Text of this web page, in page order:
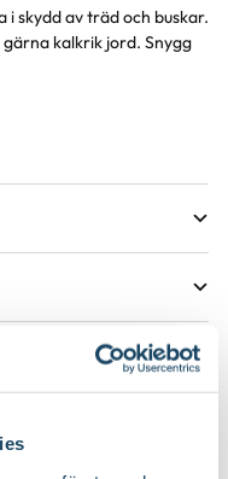
i skydd av träd och buskar.
kalkrik jord. Snygg
på trädgårdsväxter
plantering och